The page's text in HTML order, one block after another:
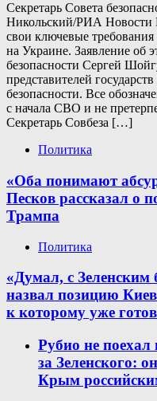
Секретарь Совета
Никольский/РИА Новости
свои ключевые
на Украине. Заявление об
безопасности Сергей
представителей
безопасности. Все
с начала СВО и не
Секретарь Совбеза […]
Политика
«Оба понимают
Песков рассказал о
Трампа
Политика
«Думал, с
назвал позицию
к которому уже
Рубио не
за Зеленского:
Крым